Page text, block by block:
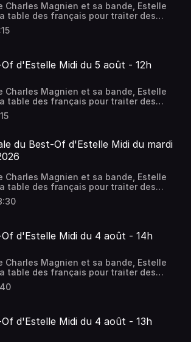
Charles Magnien et sa bande, Estelle
table des français pour traiter des
quotidien. Société, conso, actualité,
coups de cœurs… En simultané
d'Estelle Midi du 5 août - 12h
Charles Magnien et sa bande, Estelle
table des français pour traiter des
quotidien. Société, conso, actualité,
coups de cœurs… En simultané
du Best-Of d'Estelle Midi du mardi
Charles Magnien et sa bande, Estelle
table des français pour traiter des
quotidien. Société, conso, actualité,
coups de cœurs… En simultané
d'Estelle Midi du 4 août - 14h
Charles Magnien et sa bande, Estelle
table des français pour traiter des
quotidien. Société, conso, actualité,
coups de cœurs… En simultané
d'Estelle Midi du 4 août - 13h